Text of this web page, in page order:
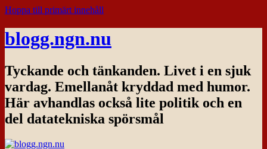
Hoppa till primärt innehåll
blogg.ngn.nu
Tyckande och tänkanden. Livet i en sjuk
vardag. Emellanåt kryddad med humor.
Här avhandlas också lite politik och en
del datatekniska spörsmål